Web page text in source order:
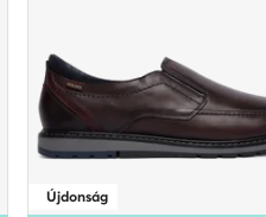
Újdonság